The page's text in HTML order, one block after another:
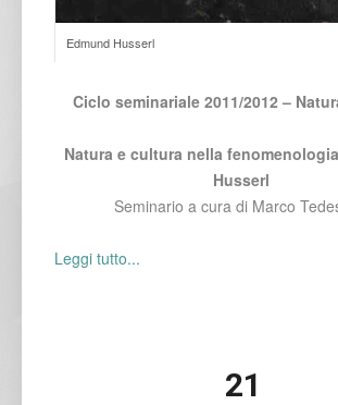
Edmund Husserl
Ciclo seminariale 2011/2012 –
Natura e cultura nella
Husserl
Seminario a cura di Marco
Leggi tutto...
21